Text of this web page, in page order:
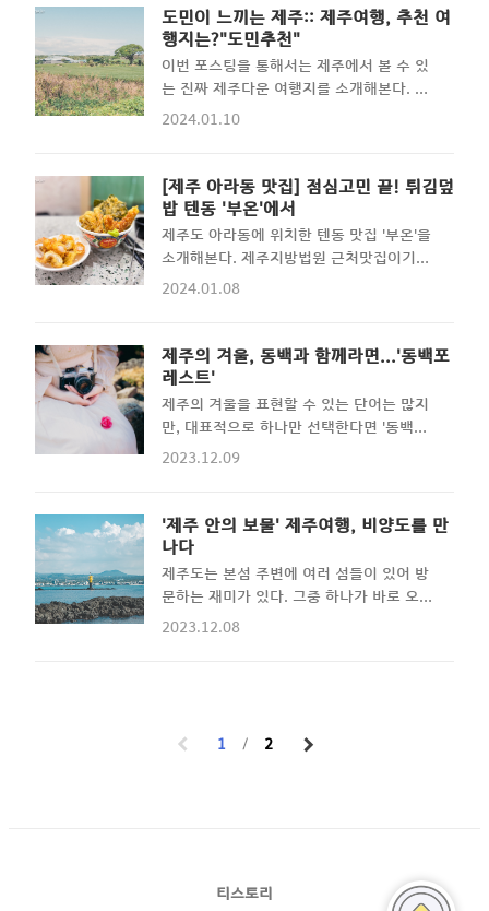
하위인 초식동물들이기에.. 다른 사람으로부
터 보호하려고 한다기 보다는 다른 동물들로
부터 보호하려고 하네스(몸줄)과 리드 줄을
사용..
가 본다. 추자도 여행에 대한 팁을 원하는 사
람에겐 도움 되는 글이길 바란다. 추자도의
아침,그리고 추자도에서의 두번째 날이다.
한순간 한순간이 소중하다. 그렇기에 늦잠을
마음먹었다. 아침의 푸르스름하고 습한 기운
않을 것 이기에 세수만 한 채로 바로 바깥으
로 나갔다.... 추자도에서 제일 높은 언덕으
로 올라가서 새로 산 드론을 날려본다. 가벼
운 녀석이라 그래서인지..
도민이 느끼는 제주:: 제주여행, 추천 여
행지는?"도민추천"
이번 포스팅을 통해서는 제주에서 볼 수 있
는 진짜 제주다운 여행지를 소개해본다. 평
범함과는 다른 제주만의 여행지는 과연 어디
몇 안된다고 확신할 수 있다..!! 여행의 목적
에 제일 맞는 코스라고 생각한다. 개인적으
로는 대중교통이 용이한 코스(6~9코스)를
이용하면 시작부터 끝까지 갔을 때 다시 원
다. 비 오는 날씨를 제외하곤 모든 날씨에 추
스만 3번은 넘게 걸어본 것 같다. 볼거리, 즐
길거리가 많은 코스이며 클머리에서도 말했
듯이 끝까지 가게 되면 출발점으로 되돌아오
는 버스가 있으니 자동차로 여행..
2024.01.10
[제주 아라동 맛집] 점심고민 끝! 튀김덮
밥 텐동 '부온'에서
제주도 아라동에 위치한 텐동 맛집 '부온'을
소개해본다. 제주지방법원 근처맛집이기도
한 이곳은 일본식 튀김덮밥과 소바를 파는
속의 맛집, 그리고 일본식 맛집을 원한다면
바로 이곳, 부온을 추천해 본다. Contents
제주 속의 튀김, 소바 오늘도 점심으로 혹은
저녁으로 무엇을 먹을지 걱정되는가? 만약
읽으시는 분이 제주도에 여행 왔다면, 그리
고 마침! 제주시청을 지나갈 일이 있다면?
온텐동이 당신에게 딱 맞는 음식점이다. 튀
김을 싫어한다면, 소바를 먹으면 되고 따듯
한 게 싫으면 차게 먹어도 된다. 냉/온 소바
와 텐동, 그리고 술 한잔을 ..
2024.01.08
제주의 겨울, 동백과 함께라면...'동백포
레스트'
제주의 겨울을 표현할 수 있는 단어는 많지
만, 대표적으로 하나만 선택한다면 '동백
꽃'이라고 할 수 있겠다. 제주의 자연과 함께
백포레스트'를 소개해본다. Contents 겨울
의 제주를 만나다. 날씨가 추워지고 있는 요
즘 (사실, 제주는 지금 낮기온 23도라서 겨
울이라고 말할 수 없다..!!!) 제주의 나무들
주의 사진가들은 겨울이 되면 겨울철에만 볼
지역 혹은 제주에서만 볼 수 있다고 한다. 흰
2023.12.09
'제주 안의 보물' 제주여행, 비양도를 만
나다
제주도는 본섬 주변에 여러 섬들이 있어 방
문하는 재미가 있다. 그중 하나가 바로 오늘
소개할 비양도이다. 배로 약 10분 정도면 도
섬 제주도 하면 무엇이 떠오르는가? 돌하르
방 , 감귤 그리고 바다 정도이지 않을까? 제
고 일반 관광객을 받지 않는 섬들도 있지만
2023.12.08
1 2
티스토리